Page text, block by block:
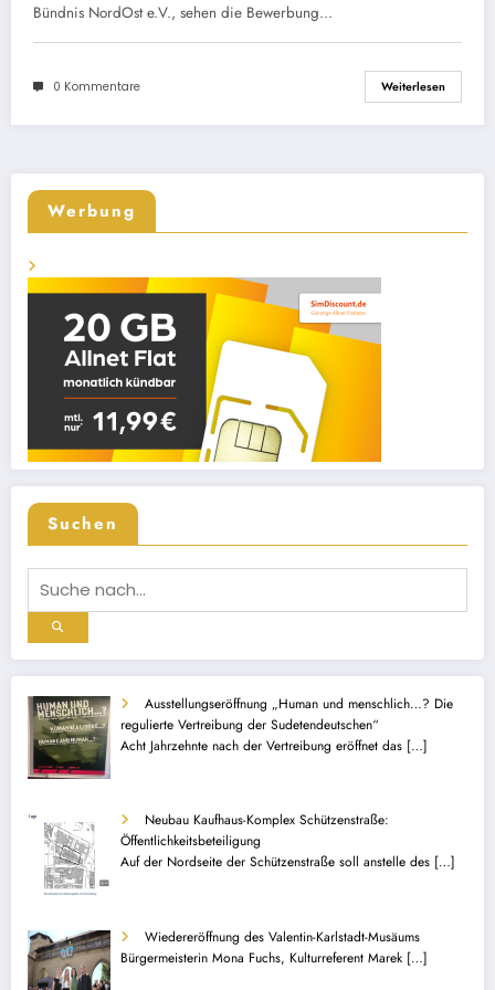
kritisch und lehnen diese
Bewerbung aus vielerlei Gründen ab
Bündnis NordOst e.V., sehen die Bewerbung…
0 Kommentare Weiterlesen
Werbung
Suchen
Ausstellungseröffnung „Human und menschlich…? Die
regulierte Vertreibung der Sudetendeutschen“
Acht Jahrzehnte nach der Vertreibung eröffnet das […]
Neubau Kaufhaus-Komplex Schützenstraße:
Öffentlichkeitsbeteiligung
Auf der Nordseite der Schützenstraße soll anstelle des […]
Wiedereröffnung des Valentin-Karlstadt-Musäums
Bürgermeisterin Mona Fuchs, Kulturreferent Marek […]